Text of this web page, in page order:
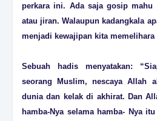
perkara ini. Ada saja gosip mahu
atau jiran. Walaupun kadangkala
menjadi kewajipan kita memelihara
Sebuah hadis menyatakan:
seorang Muslim, nescaya Allah
dunia dan kelak di akhirat. Dan
hamba-Nya selama hamba- Nya